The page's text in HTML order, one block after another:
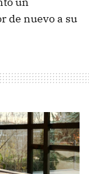
de nuevo a su